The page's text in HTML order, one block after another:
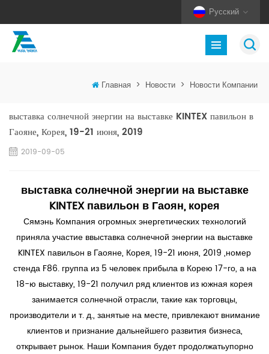
Русский
Главная > Новости > Новости Компании
выставка солнечной энергии на выставке KINTEX павильон в
Гаояне, Корея, 19-21 июня, 2019
2019-09-05
выставка солнечной энергии на выставке
KINTEX павильон в Гаоян, корея
Сямэнь Компания огромных энергетических технологий
приняла участие ввыставка солнечной энергии на выставке
KINTEX павильон в Гаояне, Корея, 19-21 июня, 2019 ,номер
стенда F86. группа из 5 человек прибыла в Корею 17-го, а на
18-ю выставку, 19-21 получил ряд клиентов из южная корея
занимается солнечной отрасли, такие как торговцы,
производители и т. д., занятые на месте, привлекают внимание
клиентов и признание дальнейшего развития бизнеса,
открывает рынок. Наши Компания будет продолжатьупорно